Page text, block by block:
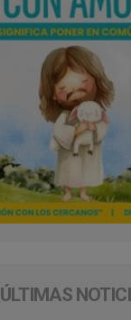
ÚLTIMAS